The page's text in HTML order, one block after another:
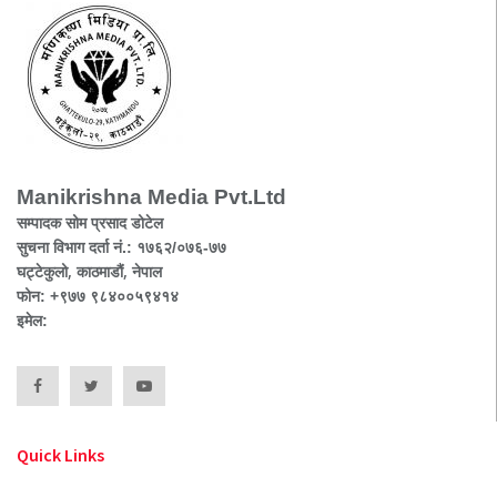
Manikrishna Media Pvt.Ltd
सम्पादक सोम प्रसाद डोटेल
सुचना विभाग दर्ता नं.: १७६२/०७६-७७
घट्टेकुलो, काठमाडौं, नेपाल
फोन: +९७७ ९८४००५९४१४
इमेल:
Quick Links